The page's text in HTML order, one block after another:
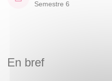
Semestre 6
En bref